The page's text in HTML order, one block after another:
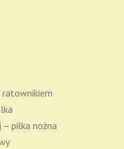
ratownikiem
piłka nożna